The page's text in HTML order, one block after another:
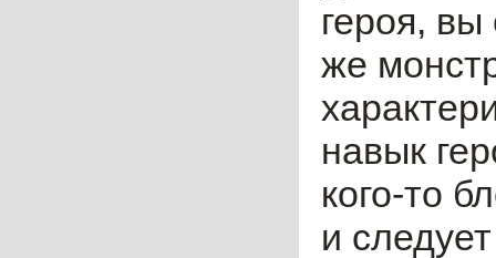
героя,
же
навык
кого-то
и